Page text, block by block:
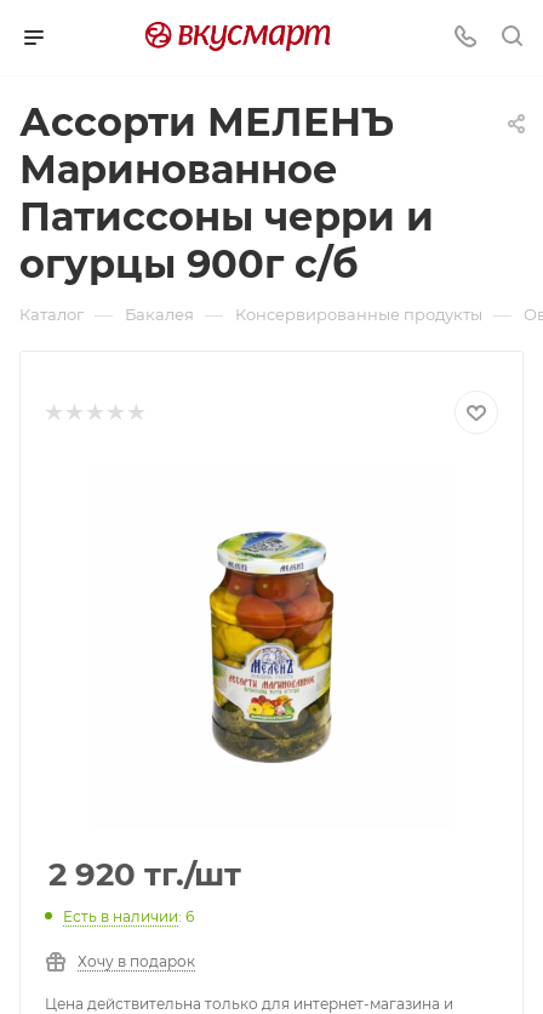
Ассорти МЕЛЕНЪ
Маринованное
Патиссоны черри и
огурцы 900г с/б
Каталог — Бакалея — Консервированные продукты —
2 920 тг./шт
Есть в наличии: 6
Хочу в подарок
Цена действительна только для интернет-магазина и